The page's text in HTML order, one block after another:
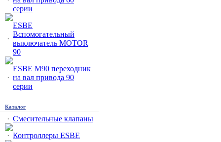
серии
·
ESBE
Вспомогательный
выключатель MOTOR
90
·
ESBE M90 переходник
на вал привода 90
серии
Каталог
· Смесительные клапаны
· Контроллеры ESBE